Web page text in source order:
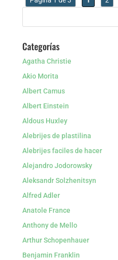
Categorías
Agatha Christie
Akio Morita
Albert Camus
Albert Einstein
Aldous Huxley
Alebrijes de plastilina
Alebrijes faciles de hacer
Alejandro Jodorowsky
Aleksandr Solzhenitsyn
Alfred Adler
Anatole France
Anthony de Mello
Arthur Schopenhauer
Benjamin Franklin